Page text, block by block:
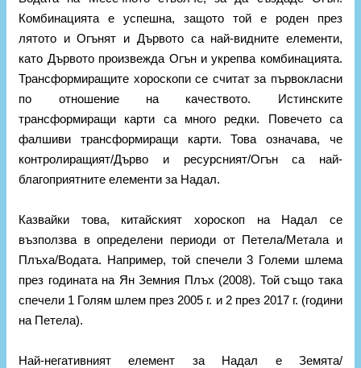
Комбинацията е успешна, защото той е роден през
лятото и Огънят и Дървото са най-видните елементи,
като Дървото произвежда Огън и укрепва комбинацията.
Трансформиращите хороскопи се считат за първокласни
по отношение на качеството. Истинските
трансформиращи карти са много редки. Повечето са
фалшиви трансформиращи карти. Това означава, че
контролиращият/Дърво и ресурсният/Огън са най-
благоприятните елементи за Надал.
Казвайки това, китайският хороскоп на Надал се
възползва в определени периоди от Петела/Метала и
Плъха/Водата. Например, той спечели 3 Големи шлема
през годината на Ян Земния Плъх (2008). Той също така
спечели 1 Голям шлем през 2005 г. и 2 през 2017 г. (години
на Петела).
Най-негативният елемент за Надал е Земята/